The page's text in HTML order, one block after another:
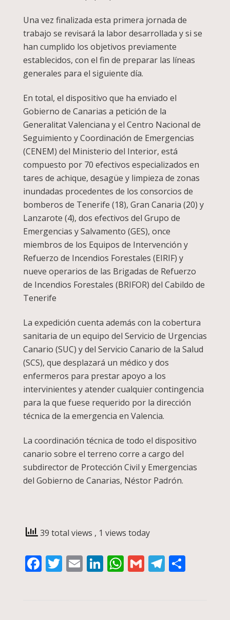
Una vez finalizada esta primera jornada de
trabajo se revisará la labor desarrollada y si se
han cumplido los objetivos previamente
establecidos, con el fin de preparar las líneas
generales para el siguiente día.
En total, el dispositivo que ha enviado el
Gobierno de Canarias a petición de la
Generalitat Valenciana y el Centro Nacional de
Seguimiento y Coordinación de Emergencias
(CENEM) del Ministerio del Interior, está
compuesto por 70 efectivos especializados en
tares de achique, desagüe y limpieza de zonas
inundadas procedentes de los consorcios de
bomberos de Tenerife (18), Gran Canaria (20) y
Lanzarote (4), dos efectivos del Grupo de
Emergencias y Salvamento (GES), once
miembros de los Equipos de Intervención y
Refuerzo de Incendios Forestales (EIRIF) y
nueve operarios de las Brigadas de Refuerzo
de Incendios Forestales (BRIFOR) del Cabildo de
Tenerife
La expedición cuenta además con la cobertura
sanitaria de un equipo del Servicio de Urgencias
Canario (SUC) y del Servicio Canario de la Salud
(SCS), que desplazará un médico y dos
enfermeros para prestar apoyo a los
intervinientes y atender cualquier contingencia
para la que fuese requerido por la dirección
técnica de la emergencia en Valencia.
La coordinación técnica de todo el dispositivo
canario sobre el terreno corre a cargo del
subdirector de Protección Civil y Emergencias
del Gobierno de Canarias, Néstor Padrón.
39 total views , 1 views today
Facebook
Twitter
EmailLinkedIn
WhatsApp
Gmail